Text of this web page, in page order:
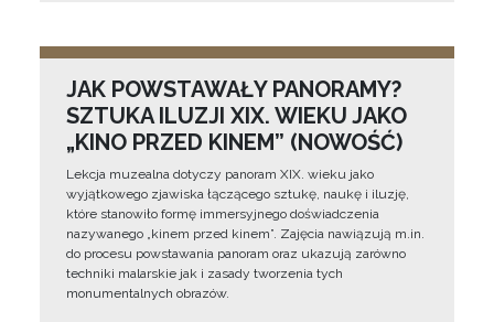
JAK POWSTAWAŁY PANORAMY?
SZTUKA ILUZJI XIX. WIEKU JAKO
„KINO PRZED KINEM” (NOWOŚĆ)
Lekcja muzealna dotyczy panoram XIX. wieku jako
wyjątkowego zjawiska łączącego sztukę, naukę i iluzję,
które stanowiło formę immersyjnego doświadczenia
nazywanego „kinem przed kinem”. Zajęcia nawiązują m.in.
do procesu powstawania panoram oraz ukazują zarówno
techniki malarskie jak i zasady tworzenia tych
monumentalnych obrazów.